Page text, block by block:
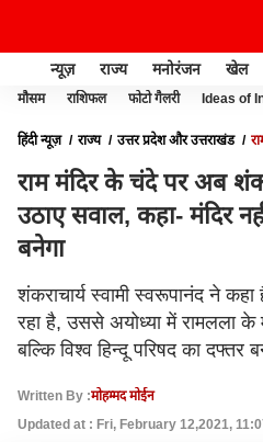
न्यूज़ राज्य मनोरंजन खेल
मौसम राशिफल फोटो गैलरी Ideas of
हिंदी न्यूज़ राज्य उत्तर प्रदेश और उत्तराखंड
राम मंदिर के चंदे पर अब
उठाए सवाल, कहा- मंदिर
बनेगा
शंकराचार्य स्वामी स्वरूपानंद ने कहा
रहा है, उससे अयोध्या में रामलला के
बल्कि विश्व हिन्दू परिषद का दफ्तर
Written By :मोहम्मद मोईन
Updated at : Fri, February 12,2021,